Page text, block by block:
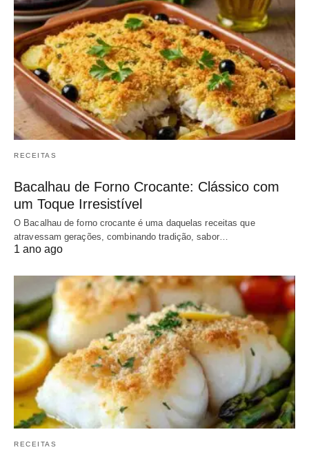
RECEITAS
Bacalhau de Forno Crocante: Clássico com
um Toque Irresistível
O Bacalhau de forno crocante é uma daquelas receitas que
atravessam gerações, combinando tradição, sabor…
1 ano ago
RECEITAS